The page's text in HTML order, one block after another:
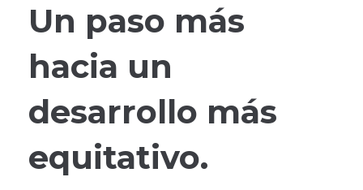
Un paso más
hacia un
desarrollo más
equitativo.